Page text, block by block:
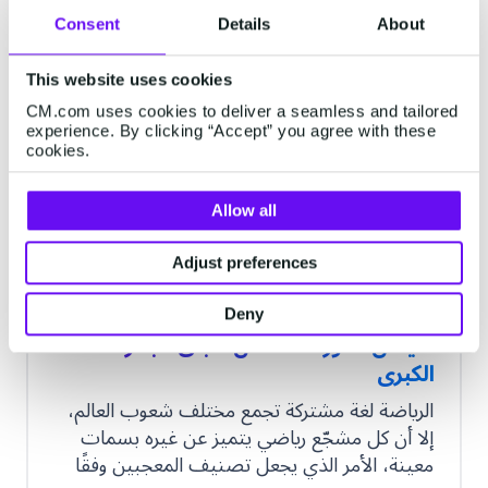
Consent Details About
This website uses cookies
CM.com uses cookies to deliver a seamless and tailored
experience. By clicking “Accept” you agree with these
cookies.
Allow all
Adjust preferences
Deny
ميزة مبتكرة أخرى تحت حزامها: واتساب الدوَّار.
MARKETING
كيف تعزز تفاعل المعجبين – من رعاية
هاينكن للفورملا 1 خلال سباق الجائزة
الكبرى
الرياضة لغة مشتركة تجمع مختلف شعوب العالم،
إلا أن كل مشجّع رياضي يتميز عن غيره بسمات
معينة، الأمر الذي يجعل تصنيف المعجبين وفقًا